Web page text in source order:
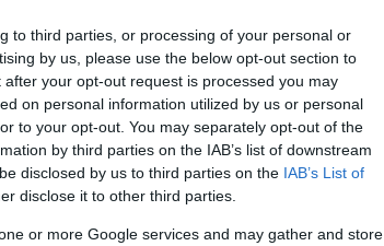
to third parties, or processing of your personal or
by us, please use the below opt-out section to
your opt-out request is processed you may
on personal information utilized by us or personal
to your opt-out. You may separately opt-out of the
by third parties on the IAB’s list of downstream
disclosed by us to third parties on the IAB’s List of
disclose it to other third parties.
or more Google services and may gather and store